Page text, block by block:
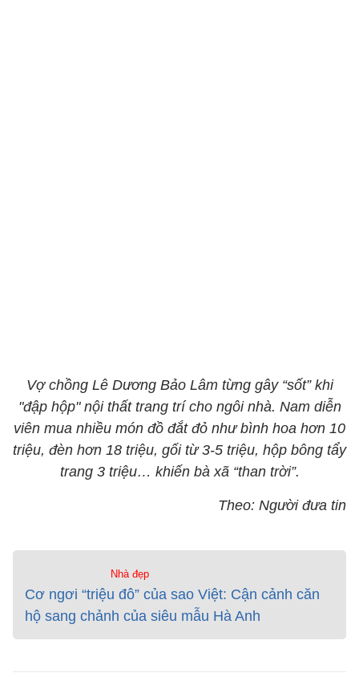
Vợ chồng Lê Dương Bảo Lâm từng gây “sốt” khi
"đập hộp" nội thất trang trí cho ngôi nhà. Nam diễn
viên mua nhiều món đồ đắt đỏ như bình hoa hơn 10
triệu, đèn hơn 18 triệu, gối từ 3-5 triệu, hộp bông tẩy
trang 3 triệu… khiến bà xã “than trời”.
Theo: Người đưa tin
Nhà đẹp
Cơ ngơi “triệu đô” của sao Việt: Cận cảnh căn
hộ sang chảnh của siêu mẫu Hà Anh